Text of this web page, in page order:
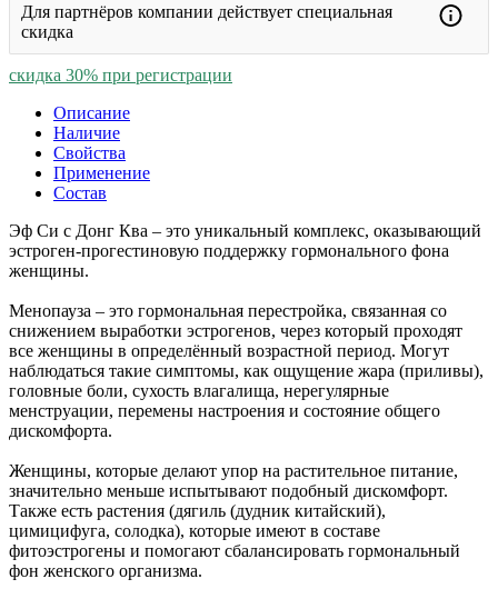
Для партнёров компании действует специальная
скидка
скидка 30% при регистрации
Описание
Наличие
Свойства
Применение
Состав
Эф Си с Донг Ква – это уникaльный комплекс, оказывающий
эстроген-прогестиновую поддержку гормонального фона
женщины.
Менопауза – это гормональная перестройка, связанная со
снижением выработки эстрогенов, через который проходят
все женщины в определённый возрастной период. Могут
наблюдаться такие симптомы, как ощущение жара (приливы),
головные боли, сухость влагалища, нерегулярные
менструации, перемены настроения и состояние общего
дискомфорта.
Женщины, которые делают упор на растительное питание,
значительно меньше испытывают подобный дискомфорт.
Также есть растения (дягиль (дудник китайский),
цимицифуга, солодка), которые имеют в составе
фитоэстрогены и помогают сбалансировать гормональный
фон женского организма.